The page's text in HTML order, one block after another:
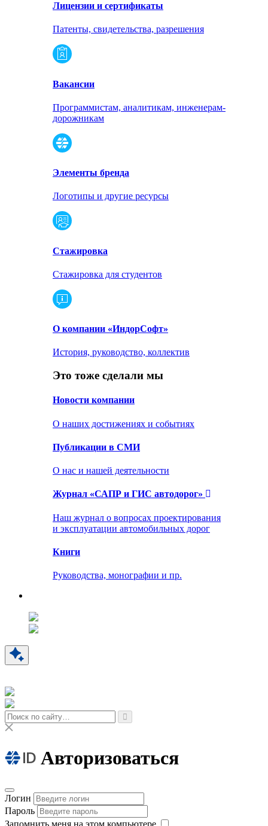
Лицензии и сертификаты
Патенты, свидетельства, разрешения
Вакансии
Программистам, аналитикам, инженерам-
дорожникам
Элементы бренда
Логотипы и другие ресурсы
Стажировка
Стажировка для студентов
О компании «ИндорСофт»
История, руководство, коллектив
Это тоже сделали мы
Новости компании
О наших достижениях и событиях
Публикации в СМИ
О нас и нашей деятельности
Журнал «САПР и ГИС автодорог»
Наш журнал о вопросах проектирования
и эксплуатации автомобильных дорог
Книги
Руководства, монографии и пр.
Авторизоваться
Логин
Пароль